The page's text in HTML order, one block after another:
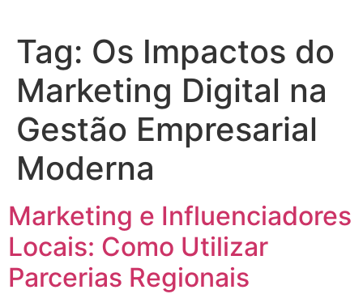
Tag: Os Impactos do
Marketing Digital na
Gestão Empresarial
Moderna
Marketing e Influenciadores
Locais: Como Utilizar
Parcerias Regionais